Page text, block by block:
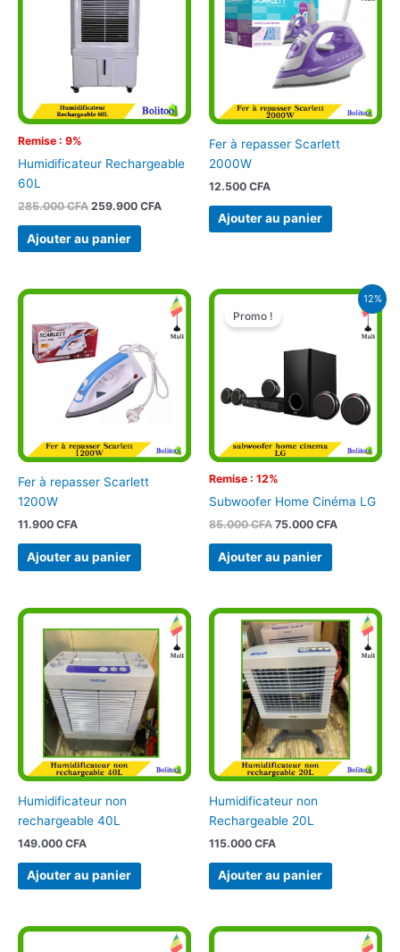
Remise : 9%
Humidificateur Rechargeable
60L
285.000CFA
285.000 CFA.
259.900 CFA
259.900 CFA.
Ajouter au panier
Fer à repasser Scarlett
2000W
12.500 CFA
Ajouter au panier
Fer à repasser Scarlett
1200W
11.900 CFA
Ajouter au panier
12%
Remise : 12%
Promo !
Subwoofer Home Cinéma LG
85.000CFA
Le
initial
85.000 CFA.
75.000 CFA
Le
actuel
Ajouter au panier
Humidificateur non
rechargeable 40L
149.000 CFA
Ajouter au panier
Humidificateur non
Rechargeable 20L
115.000 CFA
Ajouter au panier